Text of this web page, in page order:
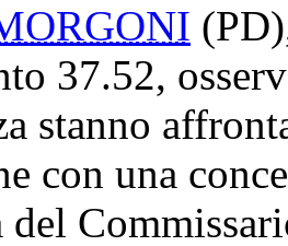
(PD)
37.52,
stanno
con una